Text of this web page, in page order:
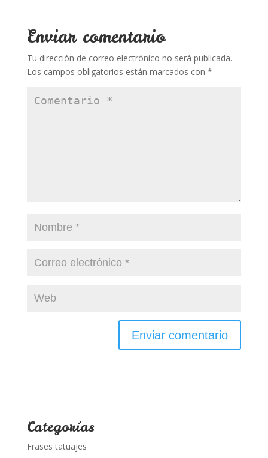
o
o
k
st r
p r
Enviar comentario
Tu dirección de correo electrónico no será publicada.
Los campos obligatorios están marcados con *
Categorías
Frases tatuajes